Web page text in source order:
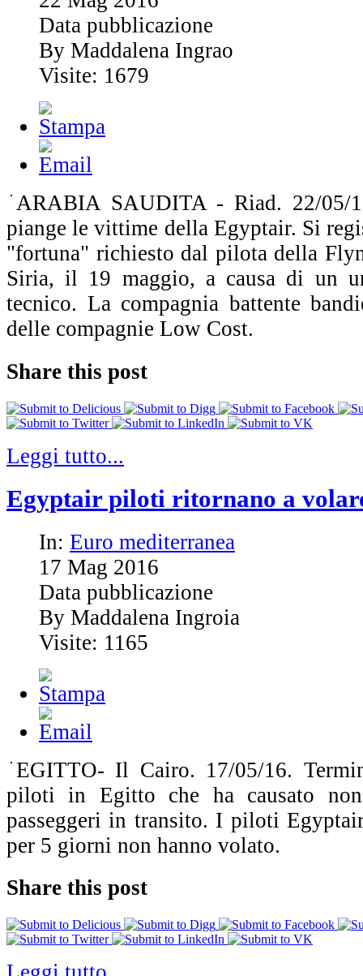
Data pubblicazione
By Maddalena Ingrao
Visite: 1679
ARABIA SAUDITA - Riad. 22/05/
piange le vittime della Egyptair. Si
"fortuna" richiesto dal pilota della
Siria, il 19 maggio, a causa di un
tecnico. La compagnia battente
delle compagnie Low Cost.
Share this post
Leggi tutto...
Egyptair piloti ritornano a
In: Euro mediterranea
17 Mag 2016
Data pubblicazione
By Maddalena Ingroia
Visite: 1165
EGITTO- Il Cairo. 17/05/16.
piloti in Egitto che ha causato
passeggeri in transito. I piloti
per 5 giorni non hanno volato.
Share this post